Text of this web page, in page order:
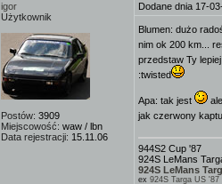
igor
Użytkownik
Postów: 3909
Miejscowość: waw / lbn
Data rejestracji: 15.11.06
Dodane dnia 17-
Blumen: dużo
nim ok 200 km...
przedstaw Ty
:twisted
Apa: tak jest
jak czerwony
944S2 Cup '87
924S LeMans
924S LeMans
ex 924S Targa US '87